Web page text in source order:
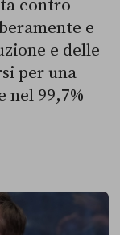
contro
e
e delle
per una
nel 99,7%